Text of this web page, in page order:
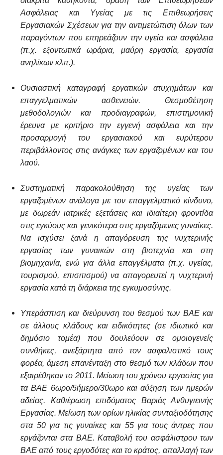
Ασφάλειας και Υγείας με τις Επιθεωρήσεις
Εργασιακών Σχέσεων για την αντιμετώπιση όλων των
παραγόντων που επηρεάζουν την υγεία και ασφάλεια
(π.χ. εξοντωτικά ωράρια, μαύρη εργασία, εργασία
ανηλίκων κλπ.).
Ουσιαστική καταγραφή εργατικών ατυχημάτων και
επαγγελματικών ασθενειών. Θεσμοθέτηση
μεθοδολογιών και προδιαγραφών, επιστημονική
έρευνα με κριτήριο την εγγενή ασφάλεια και την
προσαρμογή του εργασιακού και ευρύτερου
περιβάλλοντος στις ανάγκες των εργαζομένων και του
λαού.
Συστηματική παρακολούθηση της υγείας των
εργαζομένων ανάλογα με τον επαγγελματικό κίνδυνο,
με δωρεάν ιατρικές εξετάσεις και ιδιαίτερη φροντίδα
στις εγκύους και γενικότερα στις εργαζόμενες γυναίκες.
Να ισχύσει ξανά η απαγόρευση της νυχτερινής
εργασίας των γυναικών στη βιοτεχνία και στη
βιομηχανία, ενώ για άλλα επαγγέλματα (π.χ. υγείας,
τουρισμού, επισιτισμού) να απαγορευτεί η νυχτερινή
εργασία κατά τη διάρκεια της εγκυμοσύνης.
Υπεράσπιση και διεύρυνση του θεσμού των ΒΑΕ και
σε άλλους κλάδους και ειδικότητες (σε ιδιωτικό και
δημόσιο τομέα) που δουλεύουν σε ομοιογενείς
συνθήκες, ανεξάρτητα από τον ασφαλιστικό τους
φορέα, άμεση επανένταξη στο θεσμό των κλάδων που
εξαιρέθηκαν το 2011. Μείωση του χρόνου εργασίας για
τα ΒΑΕ 6ωρο/5ήμερο/30ωρο και αύξηση των ημερών
αδείας. Καθιέρωση επιδόματος Βαριάς Ανθυγιεινής
Εργασίας. Μείωση των ορίων ηλικίας συνταξιοδότησης
στα 50 για τις γυναίκες και 55 για τους άντρες που
εργάζονται στα ΒΑΕ. Καταβολή του ασφάλιστρου των
ΒΑΕ από τους εργοδότες και το κράτος, απαλλαγή των